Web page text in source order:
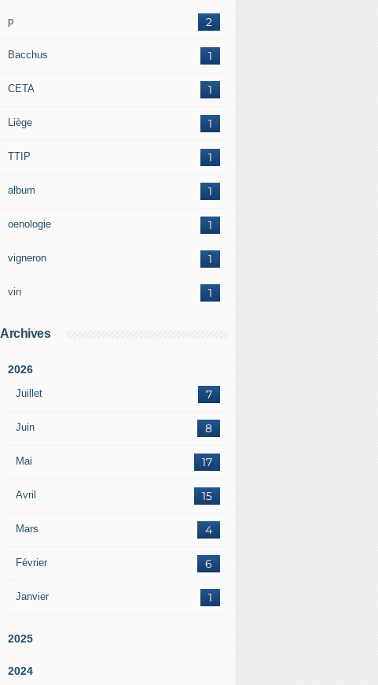
2
p
1
Bacchus
1
CETA
1
Liège
1
TTIP
1
album
1
oenologie
1
vigneron
1
vin
Archives
2026
Juillet 7
Juin 8
Mai 17
Avril 15
Mars 4
Février 6
Janvier 1
2025
2024